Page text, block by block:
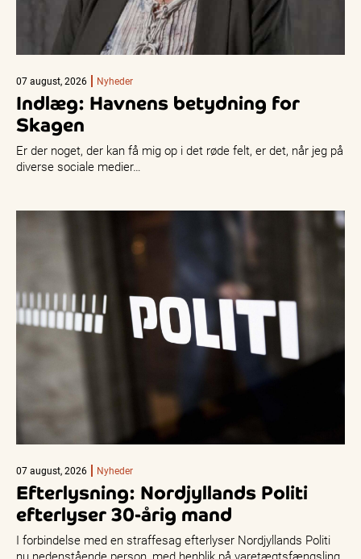
07 august, 2026 Nyheder
Indlæg: Havnens betydning for
Skagen
Er der noget, der kan få mig op i det røde felt, er det, når jeg på
diverse sociale medier…
07 august, 2026 Nyheder
Efterlysning: Nordjyllands Politi
efterlyser 30-årig mand
I forbindelse med en straffesag efterlyser Nordjyllands Politi
nu nedenstående person, med henblik på varetægtsfængsling.